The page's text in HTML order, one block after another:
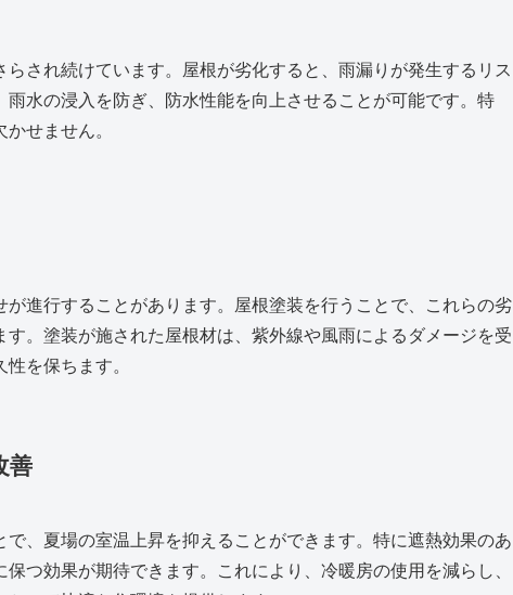
され続けています。屋根が劣化すると、雨漏りが発生するリス
水の浸入を防ぎ、防水性能を向上させることが可能です。特
せません。
進行することがあります。屋根塗装を行うことで、これらの劣
。塗装が施された屋根材は、紫外線や風雨によるダメージを受
を保ちます。
善
、夏場の室温上昇を抑えることができます。特に遮熱効果のあ
つ効果が期待できます。これにより、冷暖房の使用を減らし、